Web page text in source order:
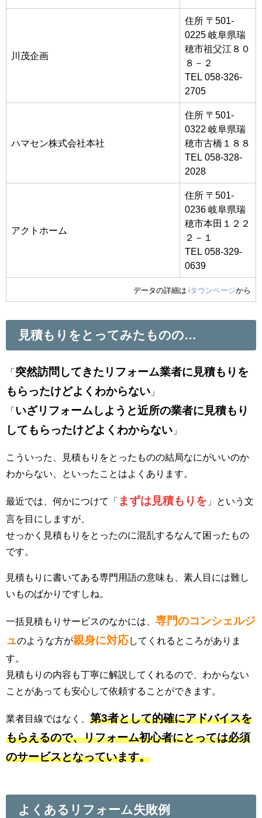
川茂企画
住所 〒501-
0225 岐阜県瑞
穂市祖父江８０
８－２
TEL 058-326-
2705
ハマセン株式会社本社
住所 〒501-
0322 岐阜県瑞
穂市古橋１８８
TEL 058-328-
2028
アクトホーム
住所 〒501-
0236 岐阜県瑞
穂市本田１２２
２－１
TEL 058-329-
0639
データの詳細は iタウンページから
見積もりをとってみたものの…
「 突然訪問してきたリフォーム業者に見積もりを
もらったけどよくわからない 」
「 いざリフォームしようと近所の業者に見積もり
してもらったけどよくわからない 」
こういった、見積もりをとったものの結局なにがいいのか
わからない、といったことはよくあります。
最近では、何かにつけて「 まずは見積もりを 」という文
言を目にしますが、
せっかく見積もりをとったのに混乱するなんて困ったもの
です。
見積もりに書いてある専門用語の意味も、素人目には難し
いものばかりですしね。
一括見積もりサービスのなかには、 専門のコンシェルジ
ュのような方が親身に対応してくれるところがありま
す。
見積もりの内容も丁寧に解説してくれるので、わからない
ことがあっても安心して依頼することができます。
業者目線ではなく、 第3者として的確にアドバイスを
もらえるので、リフォーム初心者にとっては必須
のサービスとなっています。
よくあるリフォーム失敗例